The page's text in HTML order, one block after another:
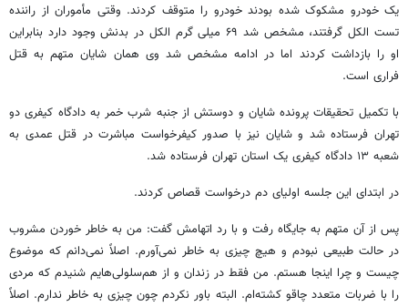
یک خودرو مشکوک شده بودند خودرو را متوقف کردند. وقتی مأموران از راننده
تست الکل گرفتند، مشخص شد ۶۹ میلی گرم الکل در بدنش وجود دارد بنابراین
او را بازداشت کردند اما در ادامه مشخص شد وی همان شایان متهم به قتل
فراری است.
با تکمیل تحقیقات پرونده شایان و دوستش از جنبه شرب خمر به دادگاه کیفری دو
تهران فرستاده شد و شایان نیز با صدور کیفرخواست مباشرت در قتل عمدی به
شعبه ۱۳ دادگاه کیفری یک استان تهران فرستاده شد.
در ابتدای این جلسه اولیای دم درخواست قصاص کردند.
پس از آن متهم به جایگاه رفت و با رد اتهامش گفت: من به خاطر خوردن مشروب
در حالت طبیعی نبودم و هیچ چیزی به خاطر نمی‌آورم. اصلاً نمی‌دانم که موضوع
چیست و چرا اینجا هستم. من فقط در زندان و از هم‌سلولی‌هایم شنیدم که مردی
را با ضربات متعدد چاقو کشته‌ام. البته باور نکردم چون چیزی به خاطر ندارم. اصلاً